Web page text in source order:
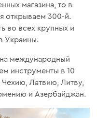
магазина, то в
открываем 300-й.
во всех крупных и
Украины.
международный
инструменты в 10
Латвию, Литву,
и Азербайджан.